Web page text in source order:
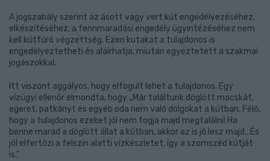
A jogszabály szerint az ásott vagy vert kút engedélyezéséhez,
elkészítéséhez, a fennmaradási engedély ügyintézéséhez nem
kell kútfúró végzettség. Ezen kutakat a tulajdonos is
engedélyeztetheti és aláírhatja, miután egyeztetett a szakmai
jogászokkal.
Itt viszont aggályos, hogy elfogult lehet a tulajdonos. Egy
vízügyi ellenőr elmondta, hogy „Már találtunk döglött macskát,
egeret, patkányt és egyéb oda nem való dolgokat a kútban. Félő,
hogy a tulajdonos ezeket jól nem fogja majd megtalálni! Ha
benne marad a döglött állat a kútban, akkor az is jó lesz majd...És
jól elfertőzi a felszín alatti vízkészletet, így a szomszéd kútját
is."